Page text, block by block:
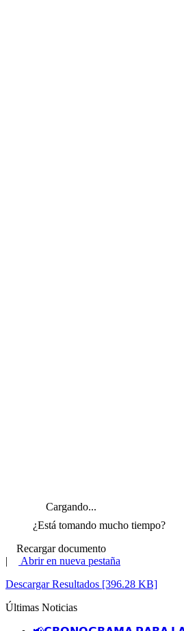
Cargando...
¿Está tomando mucho tiempo?
Recargar documento
|
Abrir en nueva pestaña
Descargar Resultados [396.28 KB]
Últimas Noticias